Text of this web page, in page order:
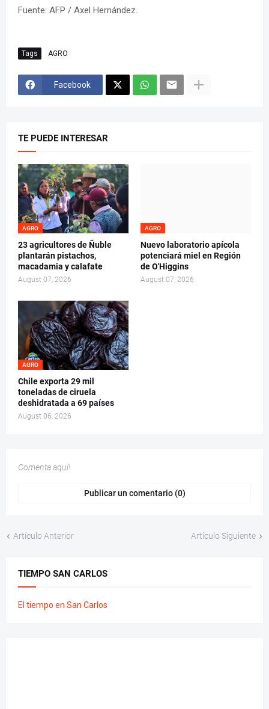
Fuente: AFP / Axel Hernández.
Tags AGRO
Facebook
TE PUEDE INTERESAR
AGRO
23 agricultores de Ñuble
plantarán pistachos,
macadamia y calafate
August 07, 2026
AGRO
Nuevo laboratorio apícola
potenciará miel en Región
de O'Higgins
August 07, 2026
AGRO
Chile exporta 29 mil
toneladas de ciruela
deshidratada a 69 países
August 06, 2026
Comenta aquí!
Publicar un comentario (0)
Artículo Anterior Artículo Siguiente
TIEMPO SAN CARLOS
El tiempo en San Carlos